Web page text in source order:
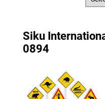
Siku
0894